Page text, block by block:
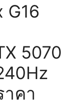
G16
5070
าคา